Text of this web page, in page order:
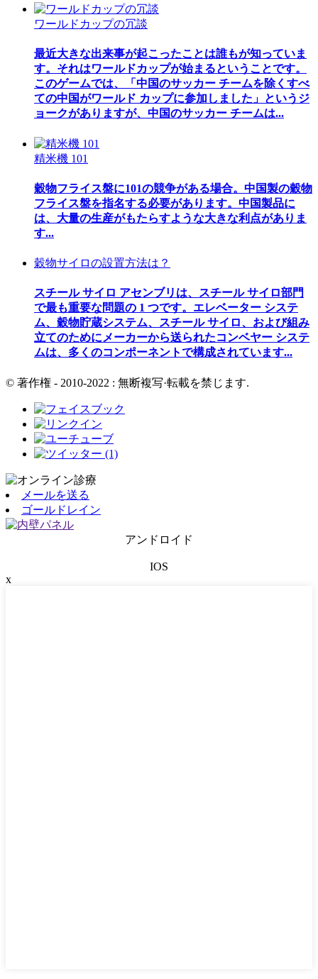
ワールドカップの冗談
最近大きな出来事が起こったことは誰もが知っていま
す。それはワールドカップが始まるということです。
このゲームでは、「中国のサッカー チームを除くすべ
ての中国がワールド カップに参加しました」というジ
ョークがありますが、中国のサッカー チームは...
精米機 101
穀物フライス盤に101の競争がある場合。中国製の穀物
フライス盤を指名する必要があります。中国製品に
は、大量の生産がもたらすような大きな利点がありま
す...
穀物サイロの設置方法は？
スチール サイロ アセンブリは、スチール サイロ部門
で最も重要な問題の 1 つです。エレベーター システ
ム、穀物貯蔵システム、スチール サイロ、および組み
立てのためにメーカーから送られたコンベヤー システ
ムは、多くのコンポーネントで構成されています...
© 著作権 - 2010-2022 : 無断複写·転載を禁じます.
メールを送る
ゴールドレイン
アンドロイド
IOS
x